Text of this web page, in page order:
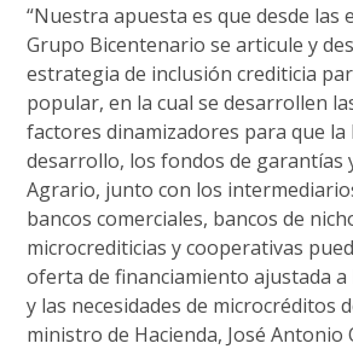
“Nuestra apuesta es que desde las
Grupo Bicentenario se articule y
estrategia de inclusión crediticia
popular, en la cual se desarrollen
factores dinamizadores para que la
desarrollo, los fondos de garantías
Agrario, junto con los
bancos comerciales, bancos de
microcrediticias y cooperativas
oferta de financiamiento ajustada a
y las necesidades de microcréditos
ministro de Hacienda, José Antonio